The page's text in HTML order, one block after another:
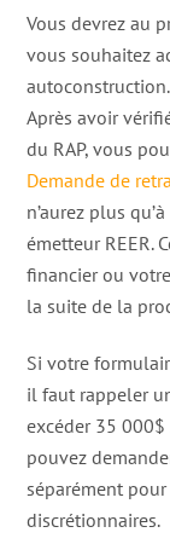
Vous devrez au
vous souhaitez
Après avoir
du RAP, vous
Demande de
n’aurez plus
émetteur REER.
financier ou
la suite de la
Si votre
il faut rappeler
excéder 35
pouvez
séparément
discrétionnaires.